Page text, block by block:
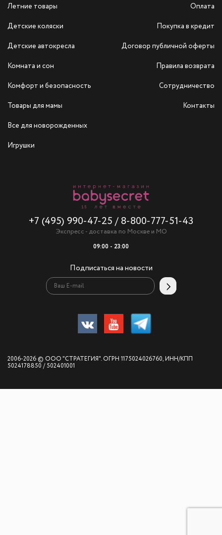
Летние товары
Детские коляски
Детские автокресла
Комната и сон
Комфорт и безопасность
Товары для мамы
Все для новорожденных
Игрушки
+7 (495) 990-47-25 / 8-800-777-51-43
Экспресс - доставка по Москве и МО
09:00 - 23:00
Подписаться на новости
Оплата
Покупка в кредит
Договор публичной оферты
Правила возврата
Сотрудничество
Контакты
2006-2026 © ООО "СТРАТЕГИЯ". ОГРН 1175024026760, ИНН/КПП
5024178850 / 502401001